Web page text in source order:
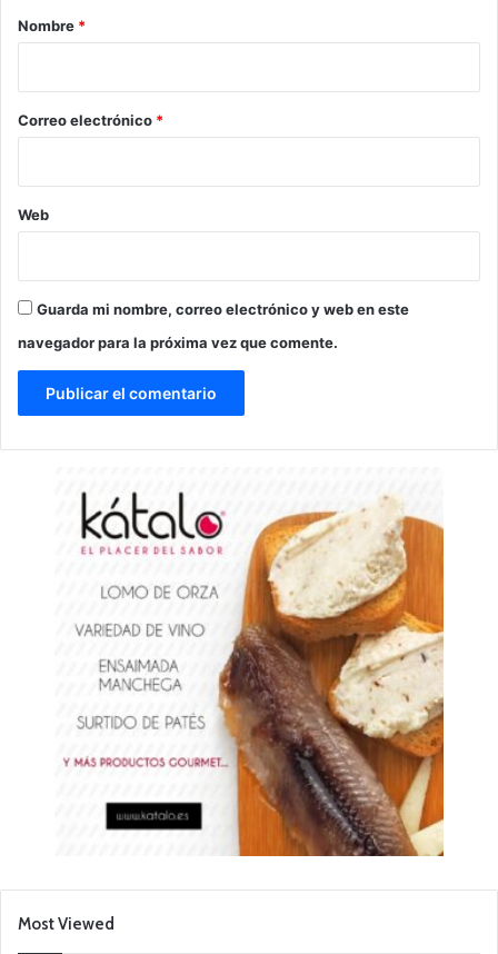
r
*
Nombre *
Correo electrónico *
Web
Guarda mi nombre, correo electrónico y web en este
navegador para la próxima vez que comente.
Most Viewed